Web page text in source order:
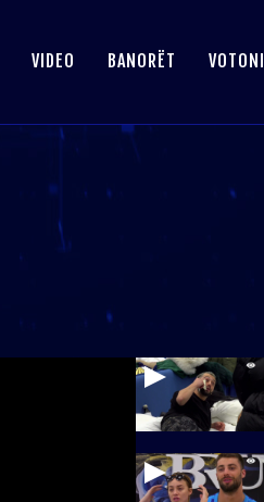
VIDEO BANORËT VOTONI